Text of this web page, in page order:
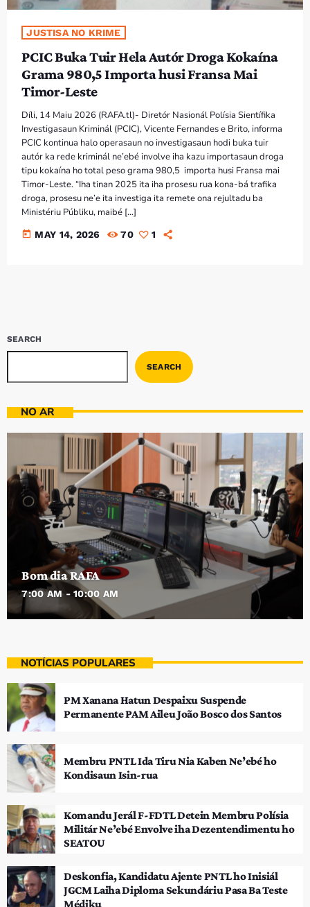
KONTAKTU SIRA
TÉTUM
TÉTUM
PORTUGUÊS
PRÓXIMOS PROGRAMAS
Bom dia RAFA
7:00 AM - 10:00 AM
Bom dia RAFA
7:00 AM - 9:00 AM
JUSTISA NO KRIME
PCIC Buka Tuir Hela Autór Droga Kokaína
Grama 980,5 Importa husi Fransa Mai
Timor-Leste
Díli, 14 Maiu 2026 (RAFA.tl)- Diretór Nasionál Polísia Sientífika
Investigasaun Kriminál (PCIC), Vicente Fernandes e Brito, informa
PCIC kontinua halo operasaun no investigasaun hodi buka tuir
autór ka rede kriminál ne’ebé involve iha kazu importasaun droga
tipu kokaína ho total peso grama 980,5 importa husi Fransa mai
Timor-Leste. “Iha tinan 2025 ita iha prosesu rua kona-bá trafika
droga, prosesu ne’e ita investiga ita remete ona rejultadu ba
Ministériu Públiku, maibé […]
today MAY 14, 2026 70 1
SEARCH
SEARCH
NO AR
Bom dia RAFA
7:00 AM - 10:00 AM
NOTÍCIAS POPULARES
PM Xanana Hatun Despaixu Suspende
Permanente PAM Aileu João Bosco dos Santos
Membru PNTL Ida Tiru Nia Kaben Ne’ebé ho
Kondisaun Isin-rua
Komandu Jerál F-FDTL Detein Membru Polísia
Militár Ne’ebé Envolve iha Dezentendimentu ho
SEATOU
Deskonfia, Kandidatu Ajente PNTL ho Inisiál
JGCM Laiha Diploma Sekundáriu Pasa Ba Teste
Médiku